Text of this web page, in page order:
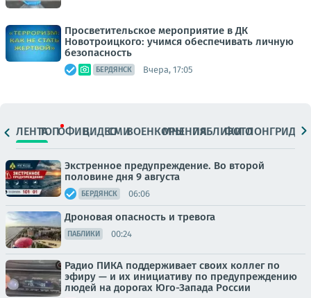
Просветительское мероприятие в ДК
Новотроицкого: учимся обеспечивать личную
безопасность
БЕРДЯНСК Вчера, 17:05
ЛЕНТАТОПОФИЦ.ВИДЕОСМИВОЕНКОРЫМНЕНИЯПАБЛИКИ
ФОТОЛОНГРИДЫ
Экстренное предупреждение. Во второй
половине дня 9 августа
БЕРДЯНСК 06:06
Дроновая опасность и тревога
ПАБЛИКИ 00:24
Радио ПИКА поддерживает своих коллег по
эфиру — и их инициативу по предупреждению
людей на дорогах Юго-Запада России